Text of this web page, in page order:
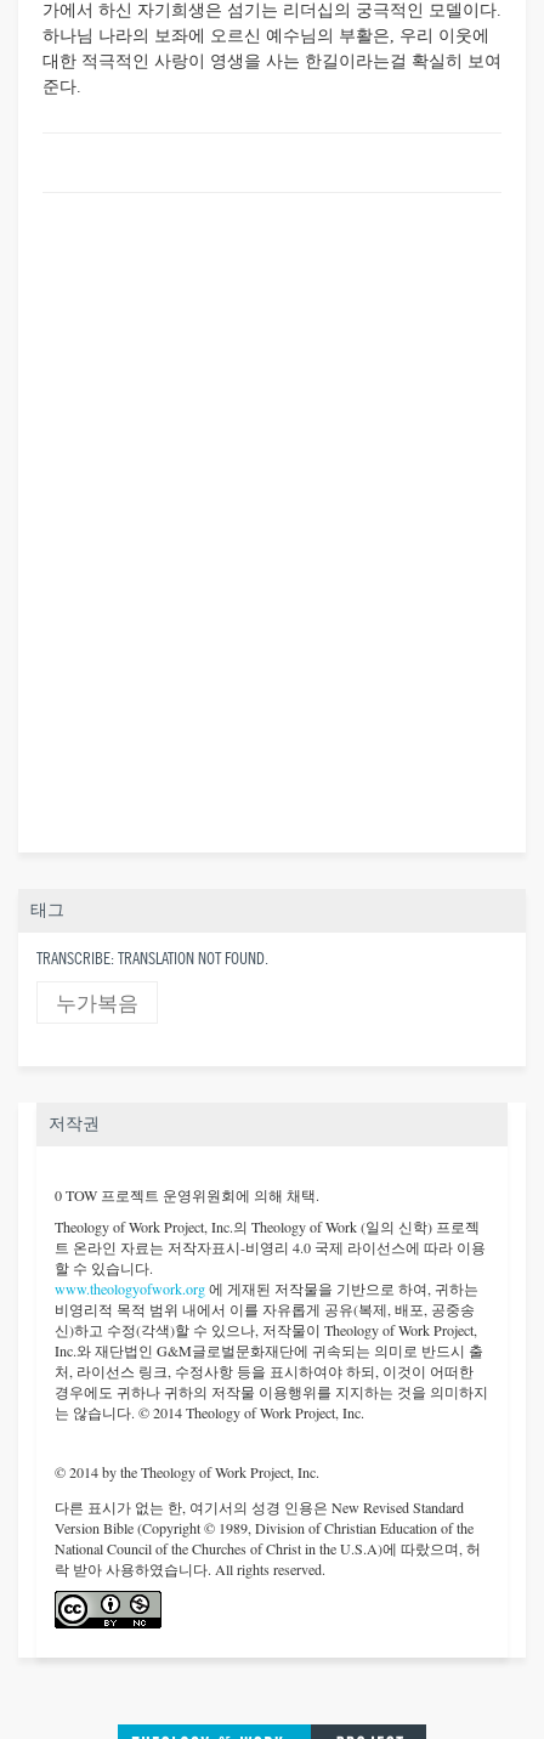
가에서 하신 자기희생은 섬기는 리더십의 궁극적인 모델이다.
하나님 나라의 보좌에 오르신 예수님의 부활은, 우리 이웃에
대한 적극적인 사랑이 영생을 사는 한길이라는걸 확실히 보여
준다.
태그
TRANSCRIBE: TRANSLATION NOT FOUND.
누가복음
저작권
0 TOW 프로젝트 운영위원회에 의해 채택.
Theology of Work Project, Inc.의 Theology of Work (일의 신학) 프로젝
트 온라인 자료는 저작자표시-비영리 4.0 국제 라이선스에 따라 이용
할 수 있습니다.
www.theologyofwork.org에 게재된 저작물을 기반으로 하여, 귀하는
비영리적 목적 범위 내에서 이를 자유롭게 공유(복제, 배포, 공중송
신)하고 수정(각색)할 수 있으나, 저작물이 Theology of Work Project,
Inc.와 재단법인 G&M글로벌문화재단에 귀속되는 의미로 반드시 출
처, 라이선스 링크, 수정사항 등을 표시하여야 하되, 이것이 어떠한
경우에도 귀하나 귀하의 저작물 이용행위를 지지하는 것을 의미하지
는 않습니다. © 2014 Theology of Work Project, Inc.
© 2014 by the Theology of Work Project, Inc.
다른 표시가 없는 한, 여기서의 성경 인용은 New Revised Standard
Version Bible (Copyright © 1989, Division of Christian Education of the
National Council of the Churches of Christ in the U.S.A)에 따랐으며, 허
락 받아 사용하였습니다. All rights reserved.